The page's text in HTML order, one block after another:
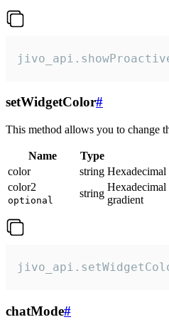
setWidgetColor#
This method allows you to change
Name Type
color
string
color2
optional
string
Hexadecimal
gradient
chatMode#